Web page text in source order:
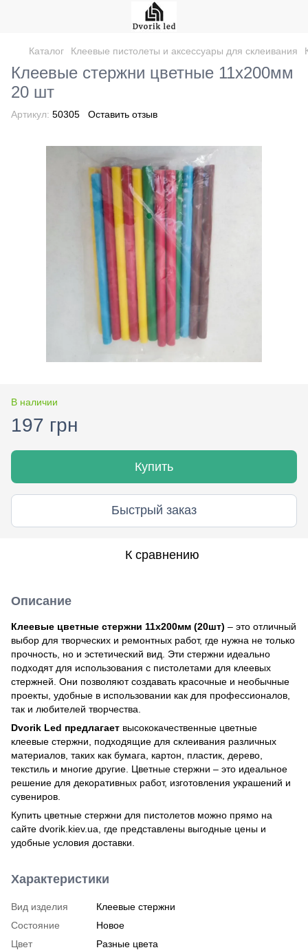
Каталог Клеевые пистолеты и аксессуары для склеивания
Клеевые стержни цветные 11х200мм
20 шт
Артикул: 50305 Оставить отзыв
В наличии
197 грн
Купить
Быстрый заказ
К сравнению
Описание
Клеевые цветные стержни 11х200мм (20шт) – это отличный
выбор для творческих и ремонтных работ, где нужна не только
прочность, но и эстетический вид. Эти стержни идеально
подходят для использования с пистолетами для клеевых
стержней. Они позволяют создавать красочные и необычные
проекты, удобные в использовании как для профессионалов,
так и любителей творчества.
Dvorik Led предлагает высококачественные цветные
клеевые стержни, подходящие для склеивания различных
материалов, таких как бумага, картон, пластик, дерево,
текстиль и многие другие. Цветные стержни – это идеальное
решение для декоративных работ, изготовления украшений и
сувениров.
Купить цветные стержни для пистолетов можно прямо на
сайте dvorik.kiev.ua, где представлены выгодные цены и
удобные условия доставки.
Характеристики
Вид изделия
Клеевые стержни
Состояние
Новое
Цвет
Разные цвета